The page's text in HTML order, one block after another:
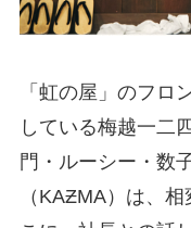
「虹の屋」のフロ
している梅越一二
門・ルーシー・数
（KAƵMA）は、